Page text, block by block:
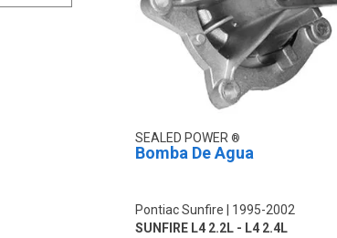
SEALED POWER
Bomba De Agua
Pontiac Sunfire
1995-2002
SUNFIRE L4 2.2L - L4 2.4L